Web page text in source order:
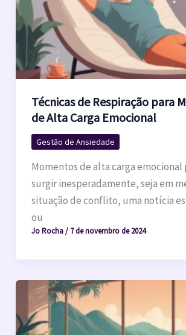
Técnicas de Respiração para
de Alta Carga Emocional
Gestão de Ansiedade
Momentos de alta carga emocional
surgir inesperadamente, seja em
situação de conflito, uma notícia
ou
Jo Rocha/ 7 de novembro de 2024